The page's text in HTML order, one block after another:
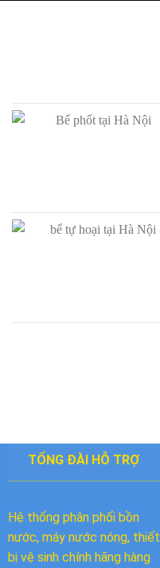
TỔNG ĐÀI HỖ TRỢ
Hệ thống phân phối bồn
nước, máy nước nóng, thiết
bị vệ sinh chính hãng hàng